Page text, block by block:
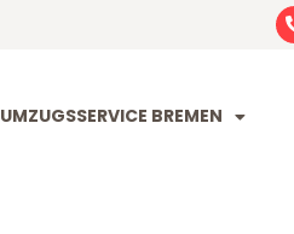
UMZUGSSERVICE BREMEN